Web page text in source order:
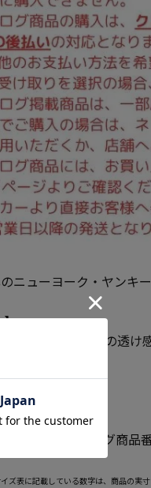
ニューヨーク・ヤンキ
】
カラーのため若干の透け
／メッシュ
テル 100%カタログ商
ズ表に記載している数字は、商品の実寸